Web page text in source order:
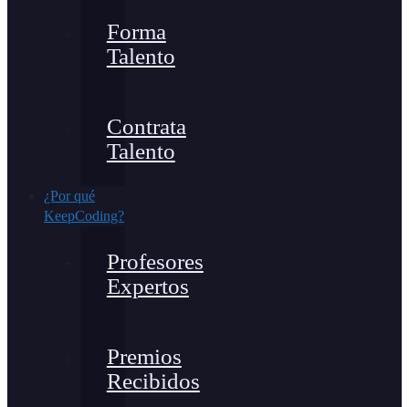
Forma
Talento
Contrata
Talento
¿Por qué
KeepCoding?
Profesores
Expertos
Premios
Recibidos